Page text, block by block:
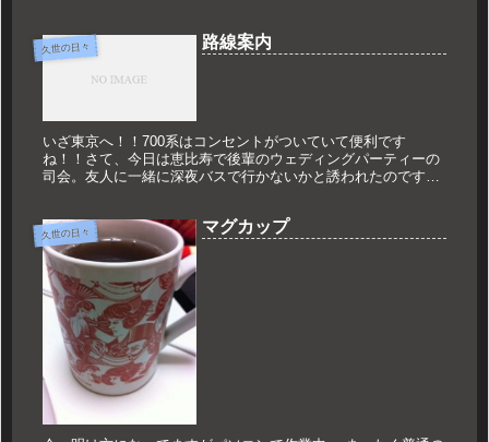
久世の日々 路線案内
いざ東京へ！！700系はコンセントがついていて便利です
ね！！さて、今日は恵比寿で後輩のウェディングパーティーの
司会。友人に一緒に深夜バスで行かないかと誘われたのです
久世の日々 マグカップ